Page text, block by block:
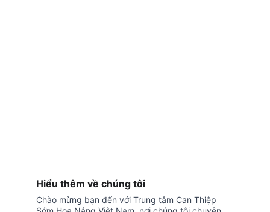
Hiểu thêm về chúng tôi
Chào mừng bạn đến với Trung tâm Can Thiệp